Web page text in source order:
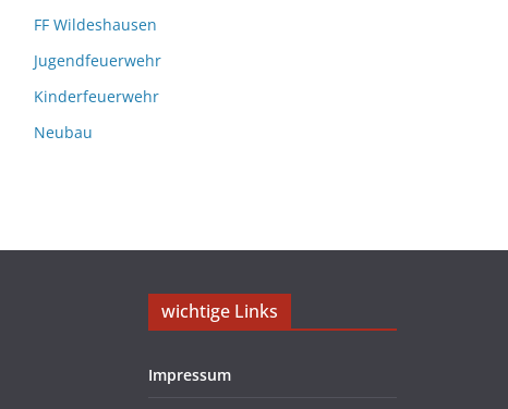
FF Wildeshausen
Jugendfeuerwehr
Kinderfeuerwehr
Neubau
wichtige Links
Impressum